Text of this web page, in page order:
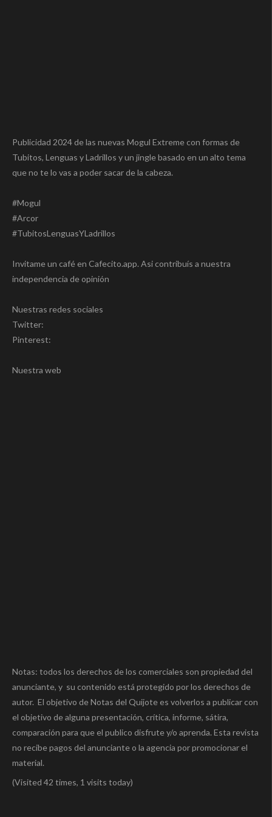
Publicidad 2024 de las nuevas Mogul Extreme con formas de
Tubitos, Lenguas y Ladrillos y un jingle basado en un alto tema
que no te lo vas a poder sacar de la cabeza.
#Mogul
#Arcor
#TubitosLenguasYLadrillos
Invitame un café en Cafecito.app. Asi contribuís a nuestra
independencia de opinión
Nuestras redes sociales
Twitter:
Pinterest:
Nuestra web
Notas: todos los derechos de los comerciales son propiedad del
anunciante, y su contenido está protegido por los derechos de
autor. El objetivo de Notas del Quijote es volverlos a publicar con
el objetivo de alguna presentación, crítica, informe, sátira,
comparación para que el publico disfrute y/o aprenda. Esta revista
no recibe pagos del anunciante o la agencia por promocionar el
material.
(Visited 42 times, 1 visits today)